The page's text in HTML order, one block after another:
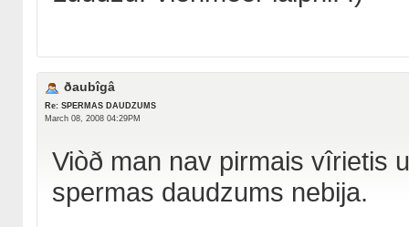
ðaubîgâ
Re: SPERMAS DAUDZUMS
March 08, 2008 04:29PM
Viòð man nav pirmais vîrietis
spermas daudzums nebija.